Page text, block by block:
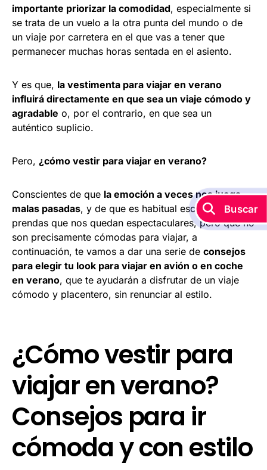
importante priorizar la comodidad, especialmente si
se trata de un vuelo a la otra punta del mundo o de
un viaje por carretera en el que vas a tener que
permanecer muchas horas sentada en el asiento.
Y es que, la vestimenta para viajar en verano
influirá directamente en que sea un viaje cómodo y
agradable o, por el contrario, en que sea un
auténtico suplicio.
Pero, ¿cómo vestir para viajar en verano?
Conscientes de que la emoción a veces nos juega
malas pasadas, y de que es habitual escoger
prendas que nos quedan espectaculares, pero que no
son precisamente cómodas para viajar, a
continuación, te vamos a dar una serie de consejos
para elegir tu look para viajar en avión o en coche
en verano, que te ayudarán a disfrutar de un viaje
cómodo y placentero, sin renunciar al estilo.
¿Cómo vestir para
viajar en verano?
Consejos para ir
cómoda y con estilo
Buscar